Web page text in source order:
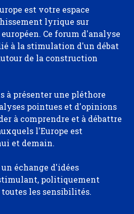
est votre espace
lyrique sur
Ce forum d'analyse
à la stimulation d'un débat
de la construction
à présenter une pléthore
pointues et d'opinions
à comprendre et à débattre
l'Europe est
et demain.
échange d'idées
politiquement
les sensibilités.